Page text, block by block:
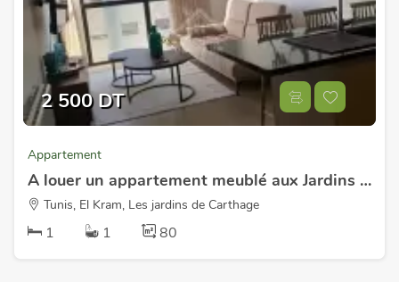
2 500 DT
Appartement
A louer un appartement meublé aux Jardins de Carthage
Tunis, El Kram, Les jardins de Carthage
1 1 80